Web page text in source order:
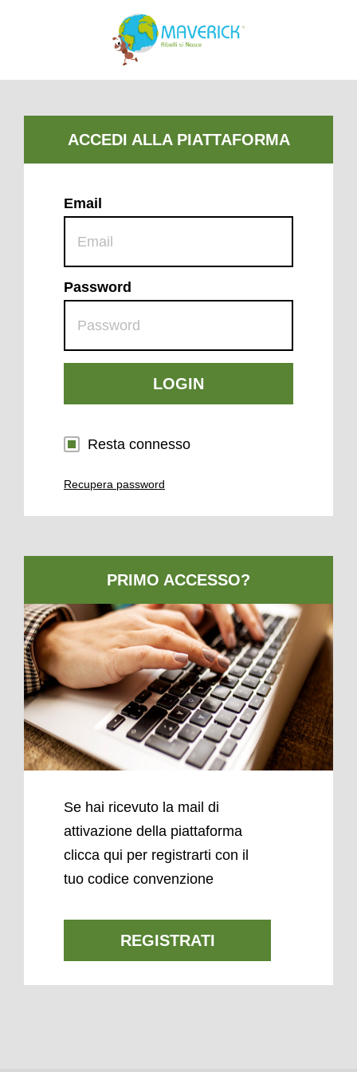
Email
Password
LOGIN
Resta connesso
Recupera password
Se hai ricevuto la mail di
attivazione della piattaforma
clicca qui per registrarti con il
tuo codice convenzione
REGISTRATI